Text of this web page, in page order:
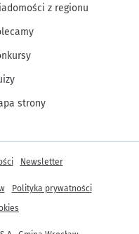
z regionu
strony
Newsletter
Polityka prywatności